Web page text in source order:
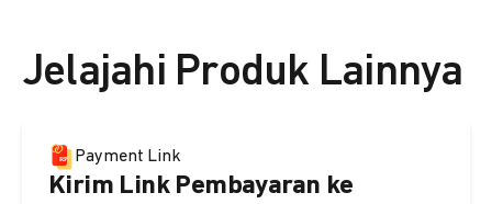
Jelajahi Produk Lainnya
Payment Link
Kirim Link Pembayaran ke